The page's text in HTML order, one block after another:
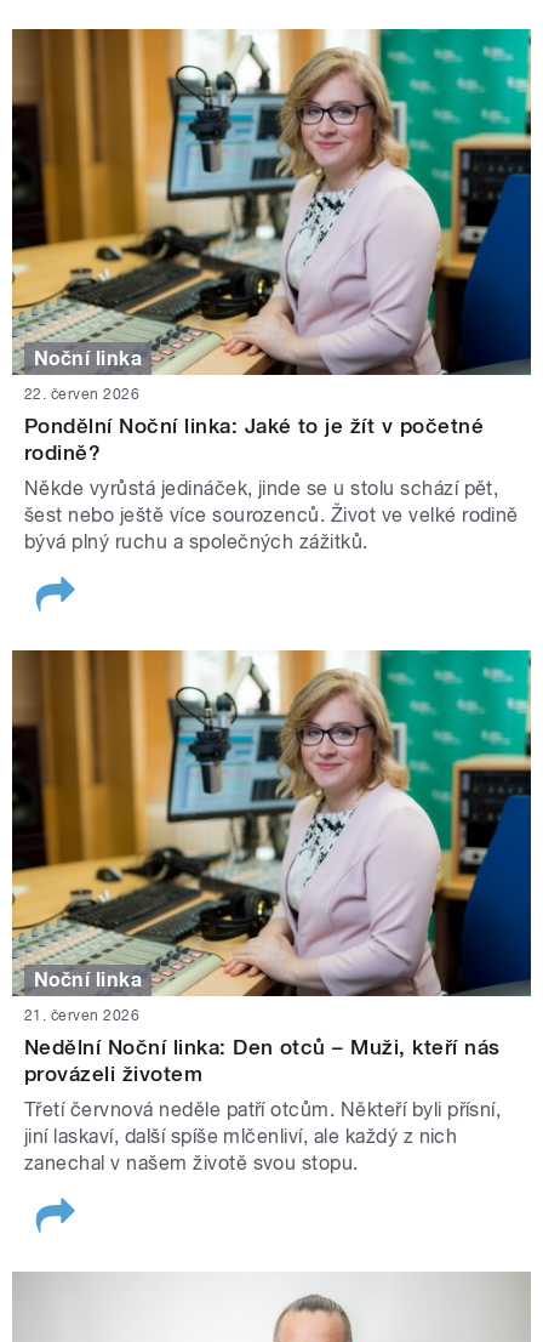
Noční linka
22. červen 2026
Pondělní Noční linka: Jaké to je žít v početné
rodině?
Někde vyrůstá jedináček, jinde se u stolu schází pět,
šest nebo ještě více sourozenců. Život ve velké rodině
bývá plný ruchu a společných zážitků.
Noční linka
21. červen 2026
Nedělní Noční linka: Den otců – Muži, kteří nás
provázeli životem
Třetí červnová neděle patří otcům. Někteří byli přísní,
jiní laskaví, další spíše mlčenliví, ale každý z nich
zanechal v našem životě svou stopu.